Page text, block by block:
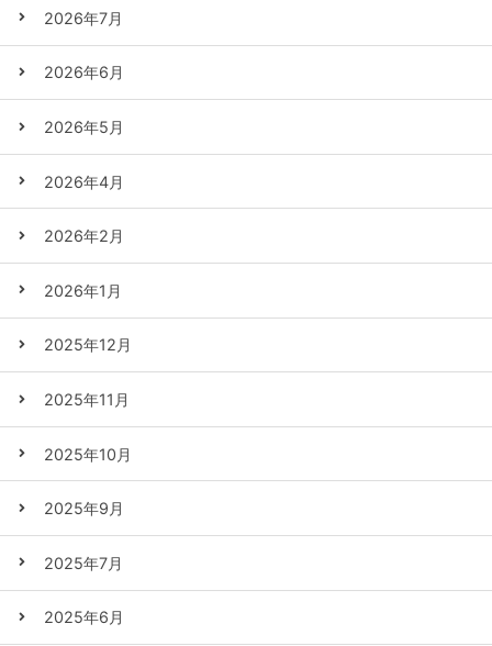
2026年7月
2026年6月
2026年5月
2026年4月
2026年2月
2026年1月
2025年12月
2025年11月
2025年10月
2025年9月
2025年7月
2025年6月